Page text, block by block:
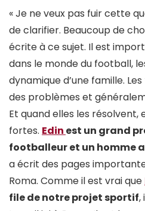
« Je ne veux pas fuir cette
de clarifier. Beaucoup de
écrite à ce sujet. Il est
dans le monde du football,
dynamique d’une famille.
des problèmes et
Et quand elles les résolvent,
fortes. Edin est un grand
footballeur et un homme
a écrit des pages
Roma. Comme il est vrai que
file de notre projet sportif,